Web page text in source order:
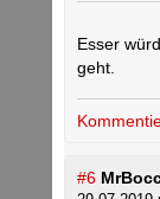
Esser
geht.
#6